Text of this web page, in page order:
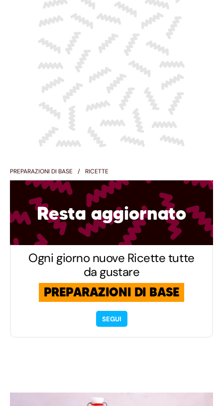
PREPARAZIONI DI BASE RICETTE
Resta aggiornato
Ogni giorno nuove Ricette tutte
da gustare
PREPARAZIONI DI BASE
SEGUI